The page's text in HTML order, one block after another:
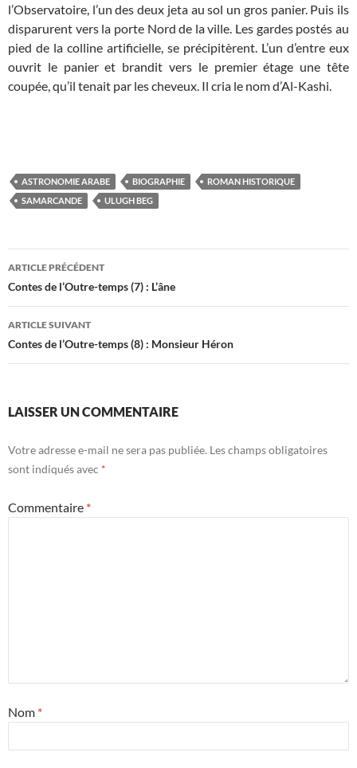
l’Observatoire, l’un des deux jeta au sol un gros panier. Puis ils
disparurent vers la porte Nord de la ville. Les gardes postés au
pied de la colline artificielle, se précipitèrent. L’un d’entre eux
ouvrit le panier et brandit vers le premier étage une tête
coupée, qu’il tenait par les cheveux. Il cria le nom d’Al-Kashi.
ASTRONOMIE ARABE BIOGRAPHIE
ROMAN HISTORIQUE
SAMARCANDE
ULUGH BEG
Navigation
des
articles
ARTICLE PRÉCÉDENT
Contes de l’Outre-temps (7) : L’âne
ARTICLE SUIVANT
Contes de l’Outre-temps (8) : Monsieur Héron
LAISSER UN COMMENTAIRE
Votre adresse e-mail ne sera pas publiée. Les champs obligatoires
sont indiqués avec *
Commentaire *
Nom *